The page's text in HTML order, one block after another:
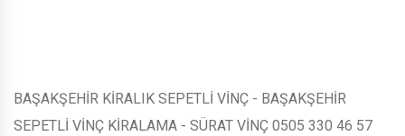
BAŞAKŞEHİR KİRALIK SEPETLİ VİNÇ - BAŞAKŞEHİR
SEPETLİ VİNÇ KİRALAMA - SÜRAT VİNÇ 0505 330 46 57